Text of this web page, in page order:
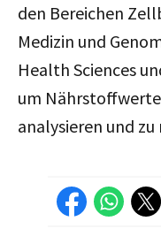
den Bereichen
Medizin und
Health Sciences
um
analysieren und